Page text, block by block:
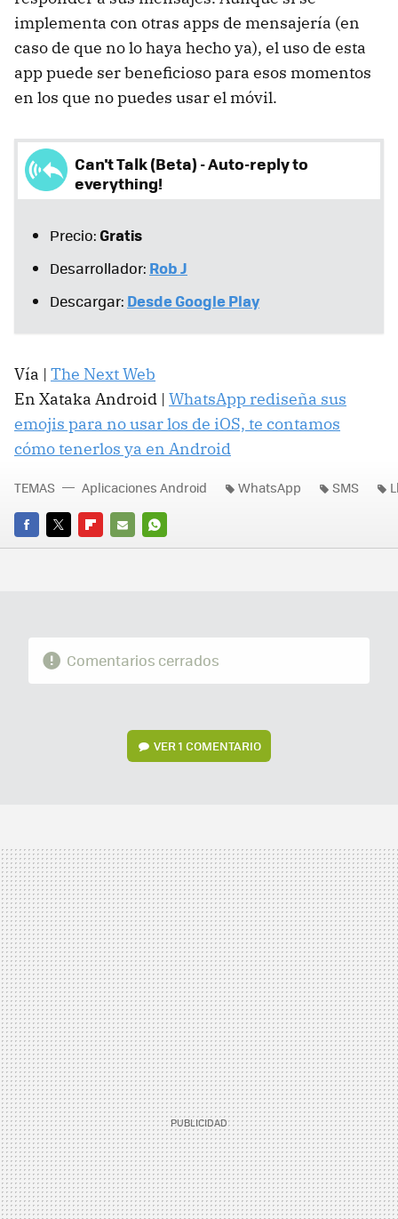
implementa con otras apps de mensajería (en
caso de que no lo haya hecho ya), el uso de esta
app puede ser beneficioso para esos momentos
en los que no puedes usar el móvil.
Can't Talk (Beta) - Auto-reply to
everything!
Precio:Gratis
Desarrollador: Rob J
Descargar: Desde Google Play
Vía | The Next Web
En Xataka Android | WhatsApp rediseña sus
emojis para no usar los de iOS, te contamos
cómo tenerlos ya en Android
FACEBOOK
TWITTERFLIPBOARD
E-
WHATSAPP
TEMAS Aplicaciones Android WhatsApp SMS
Comentarios cerrados
VER1 COMENTARIO